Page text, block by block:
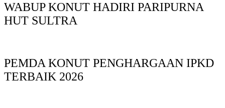
WABUP KONUT HADIRI PARIPURNA
HUT SULTRA
PEMDA KONUT PENGHARGAAN IPKD
TERBAIK 2026